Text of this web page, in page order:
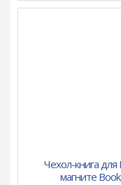
Чехол-книга для
магните